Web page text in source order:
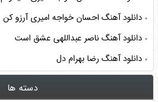
دانلود آهنگ احسان خواجه امیری آرزو کن
دانلود آهنگ ناصر عبداللهی عشق است
دانلود آهنگ رضا بهرام دل
دسته ها